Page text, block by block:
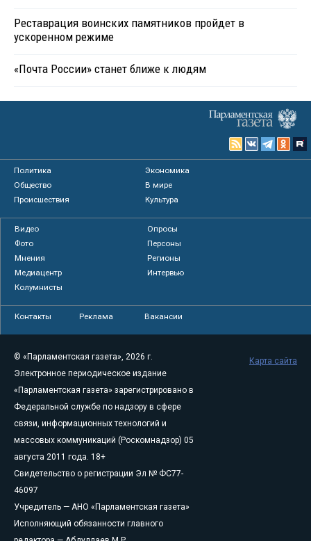
Реставрация воинских памятников пройдет в
ускоренном режиме
«Почта России» станет ближе к людям
Политика
Экономика
Общество
В мире
Происшествия
Культура
Видео
Опросы
Фото
Персоны
Мнения
Регионы
Медиацентр
Интервью
Колумнисты
Контакты Реклама Вакансии
© «Парламентская газета», 2026 г.
Электронное периодическое издание
«Парламентская газета» зарегистрировано в
Федеральной службе по надзору в сфере
связи, информационных технологий и
массовых коммуникаций (Роскомнадзор) 05
августа 2011 года. 18+
Свидетельство о регистрации Эл № ФС77-
46097
Учредитель — АНО «Парламентская газета»
Исполняющий обязанности главного
Карта сайта